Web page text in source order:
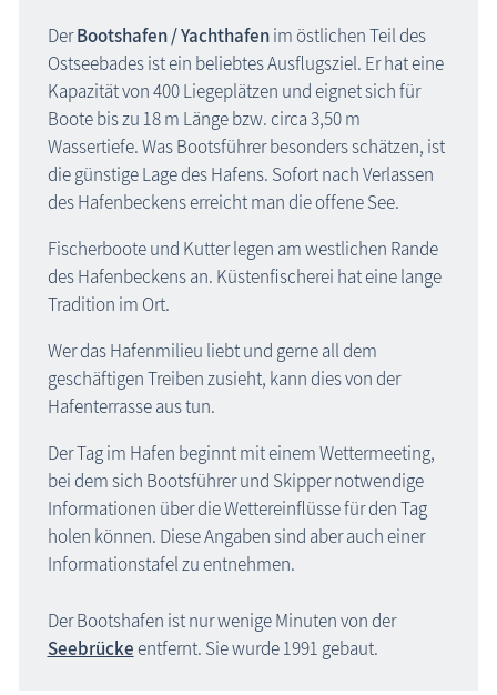
DerBootshafen / Yachthafenim östlichen Teil des
Ostseebades ist ein beliebtes Ausflugsziel. Er hat eine
Kapazität von 400 Liegeplätzen und eignet sich für
Boote bis zu 18 m Länge bzw. circa 3,50 m
Wassertiefe. Was Bootsführer besonders schätzen, ist
die günstige Lage des Hafens. Sofort nach Verlassen
des Hafenbeckens erreicht man die offene See.
Fischerboote und Kutter legen am westlichen Rande
des Hafenbeckens an. Küstenfischerei hat eine lange
Tradition im Ort.
Wer das Hafenmilieu liebt und gerne all dem
geschäftigen Treiben zusieht, kann dies von der
Hafenterrasse aus tun.
Der Tag im Hafen beginnt mit einem Wettermeeting,
bei dem sich Bootsführer und Skipper notwendige
Informationen über die Wettereinflüsse für den Tag
holen können. Diese Angaben sind aber auch einer
Informationstafel zu entnehmen.
Der Bootshafen ist nur wenige Minuten von der
Seebrücke entfernt. Sie wurde 1991 gebaut.